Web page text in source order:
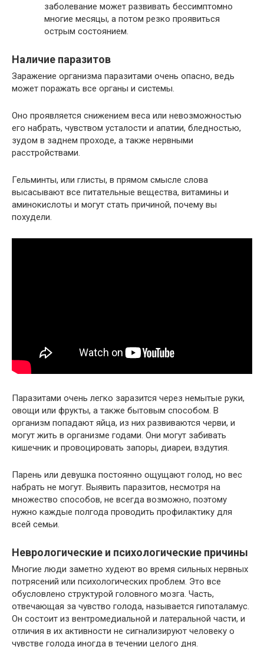
заболевание может развивать бессимптомно
многие месяцы, а потом резко проявиться
острым состоянием.
Наличие паразитов
Заражение организма паразитами очень опасно, ведь
может поражать все органы и системы.
Оно проявляется снижением веса или невозможностью
его набрать, чувством усталости и апатии, бледностью,
зудом в заднем проходе, а также нервными
расстройствами.
Гельминты, или глисты, в прямом смысле слова
высасывают все питательные вещества, витамины и
аминокислоты и могут стать причиной, почему вы
похудели.
Паразитами очень легко заразится через немытые руки,
овощи или фрукты, а также бытовым способом. В
организм попадают яйца, из них развиваются черви, и
могут жить в организме годами. Они могут забивать
кишечник и провоцировать запоры, диареи, вздутия.
Парень или девушка постоянно ощущают голод, но вес
набрать не могут. Выявить паразитов, несмотря на
множество способов, не всегда возможно, поэтому
нужно каждые полгода проводить профилактику для
всей семьи.
Неврологические и психологические причины
Многие люди заметно худеют во время сильных нервных
потрясений или психологических проблем. Это все
обусловлено структурой головного мозга. Часть,
отвечающая за чувство голода, называется гипоталамус.
Он состоит из вентромедиальной и латеральной части, и
отличия в их активности не сигнализируют человеку о
чувстве голода иногда в течении целого дня.